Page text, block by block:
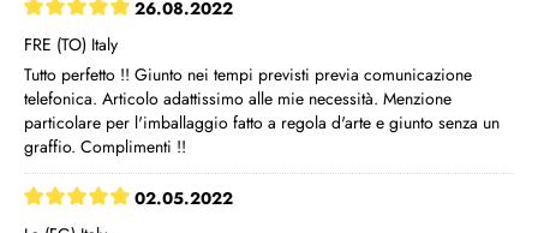
26.08.2022
FRE (TO) Italy
Tutto perfetto !! Giunto nei tempi previsti previa comunicazione
telefonica. Articolo adattissimo alle mie necessità. Menzione
particolare per l'imballaggio fatto a regola d'arte e giunto senza un
graffio. Complimenti !!
02.05.2022